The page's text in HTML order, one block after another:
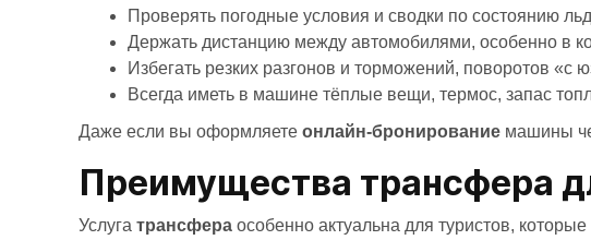
Проверять погодные условия и сводки по состоянию
Держать дистанцию между автомобилями, особенно в
Избегать резких разгонов и торможений, поворотов «с
Всегда иметь в машине тёплые вещи, термос, запас
Даже если вы оформляете онлайн-бронирование машины
Преимущества трансфера
Услуга трансфера особенно актуальна для туристов,